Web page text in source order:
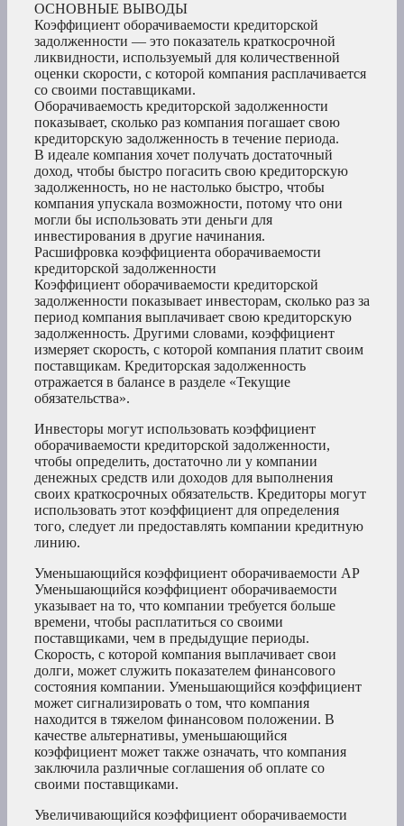
ОСНОВНЫЕ ВЫВОДЫ
Коэффициент оборачиваемости кредиторской
задолженности — это показатель краткосрочной
ликвидности, используемый для количественной
оценки скорости, с которой компания расплачивается
со своими поставщиками.
Оборачиваемость кредиторской задолженности
показывает, сколько раз компания погашает свою
кредиторскую задолженность в течение периода.
В идеале компания хочет получать достаточный
доход, чтобы быстро погасить свою кредиторскую
задолженность, но не настолько быстро, чтобы
компания упускала возможности, потому что они
могли бы использовать эти деньги для
инвестирования в другие начинания.
Расшифровка коэффициента оборачиваемости
кредиторской задолженности
Коэффициент оборачиваемости кредиторской
задолженности показывает инвесторам, сколько раз за
период компания выплачивает свою кредиторскую
задолженность. Другими словами, коэффициент
измеряет скорость, с которой компания платит своим
поставщикам. Кредиторская задолженность
отражается в балансе в разделе «Текущие
обязательства».
Инвесторы могут использовать коэффициент
оборачиваемости кредиторской задолженности,
чтобы определить, достаточно ли у компании
денежных средств или доходов для выполнения
своих краткосрочных обязательств. Кредиторы могут
использовать этот коэффициент для определения
того, следует ли предоставлять компании кредитную
линию.
Уменьшающийся коэффициент оборачиваемости AP
Уменьшающийся коэффициент оборачиваемости
указывает на то, что компании требуется больше
времени, чтобы расплатиться со своими
поставщиками, чем в предыдущие периоды.
Скорость, с которой компания выплачивает свои
долги, может служить показателем финансового
состояния компании. Уменьшающийся коэффициент
может сигнализировать о том, что компания
находится в тяжелом финансовом положении. В
качестве альтернативы, уменьшающийся
коэффициент может также означать, что компания
заключила различные соглашения об оплате со
своими поставщиками.
Увеличивающийся коэффициент оборачиваемости